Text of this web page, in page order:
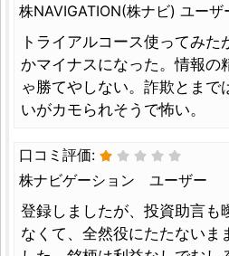
株NAVIGATION(株ナビ) ユーザ
トライアルコース使ってみた
かマイナスになった。情報の
ゃ勝てやしない。詐欺とまで
いがカモられそうで怖い。
口コミ評価:
株ナビゲーション ユーザー
登録しましたが、投資助言も
なくて、全然役にたたないま